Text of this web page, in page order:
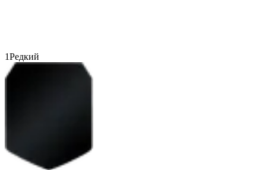
1Редкий